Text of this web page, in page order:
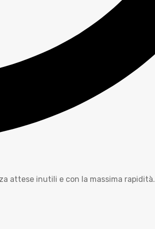
attese inutili e con la massima rapidità.